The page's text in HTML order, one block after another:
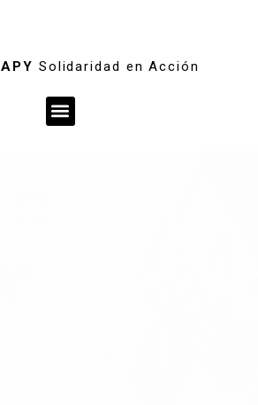
APY Solidaridad en Acción
Menú